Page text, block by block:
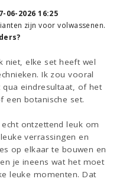
06-2026 16:25
zijn voor volwassenen.
niet, elke set heeft wel
Ik zou vooral
qua eindresultaat, of het
een botanische set.
ontzettend leuk om
verrassingen en
op elkaar te bouwen en
je ineens wat het moet
leuke momenten. Dat